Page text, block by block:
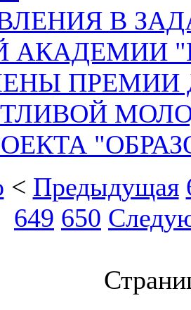
В
АКАДЕМИИ
ПРЕМИИ
< Предыдущая
649 650